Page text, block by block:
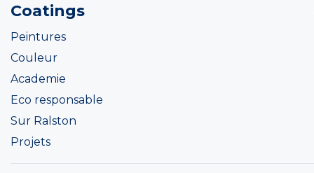
Coatings
Peintures
Couleur
Academie
Eco responsable
Sur Ralston
Projets